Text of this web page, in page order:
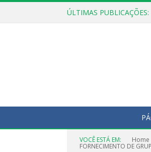
ÚLTIMAS PUBLICAÇÕES:
VOCÊ ESTÁ EM: Home
FORNECIMENTO DE